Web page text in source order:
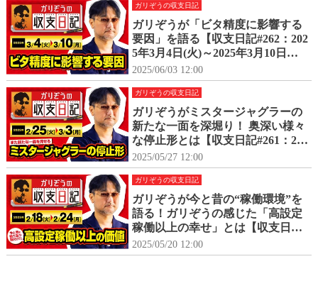
ガリぞうの収支日記
ガリぞうが「ビタ精度に影響する
要因」を語る【収支日記#262：202
5年3月4日(火)～2025年3月10日
(月)】
2025/06/03 12:00
ガリぞうの収支日記
ガリぞうがミスタージャグラーの
新たな一面を深堀り！ 奥深い様々
な停止形とは【収支日記#261：202
5年2月25日(火)～2025年3月3日
(月)】
2025/05/27 12:00
ガリぞうの収支日記
ガリぞうが今と昔の“稼働環境”を
語る！ガリぞうの感じた「高設定
稼働以上の幸せ」とは【収支日記#
260：2025年2月18日(火)～2025年2
月24日(月)】
2025/05/20 12:00